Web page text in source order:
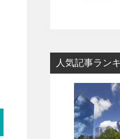
人気記事ラン